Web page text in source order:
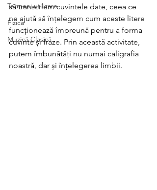
Termeni utilizare
Fizica
Muzică Clasică
să transcriem cuvintele date, ceea ce
ne ajută să înțelegem cum aceste litere
funcționează împreună pentru a forma
cuvinte și fraze. Prin această activitate,
putem îmbunătăți nu numai caligrafia
noastră, dar și înțelegerea limbii.